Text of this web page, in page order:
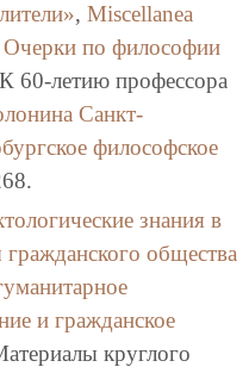
, Miscellanea
по философии
60-летию профессора
Санкт-
философское
знания в
общества
и гражданское
круглого